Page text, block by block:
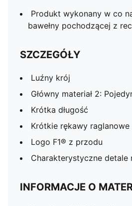
Produkt wykonany w co
bawełny pochodzącej z
SZCZEGÓŁY
Luźny krój
Główny materiał 2:
Krótka długość
Krótkie rękawy raglanowe
Logo F1® z przodu
Charakterystyczne detale
INFORMACJE O